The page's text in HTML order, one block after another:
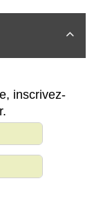

inscrivez-